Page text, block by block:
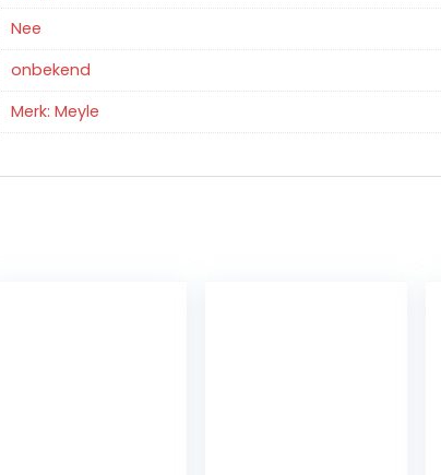
‎Nee
‎onbekend
Merk: Meyle